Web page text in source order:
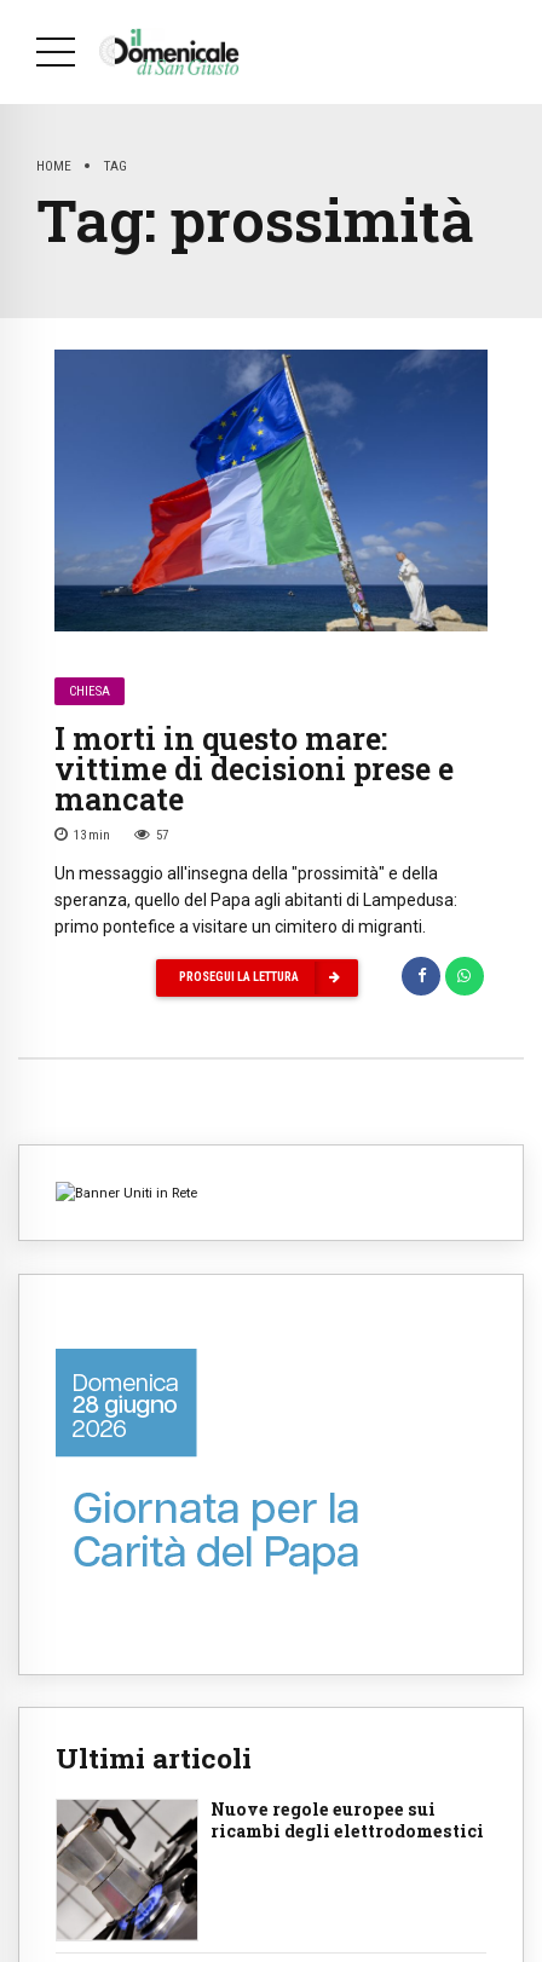
HOME TAG
Tag: prossimità
CHIESA
I morti in questo mare:
vittime di decisioni prese e
mancate
13 min 57
Un messaggio all'insegna della "prossimità" e della
speranza, quello del Papa agli abitanti di Lampedusa:
primo pontefice a visitare un cimitero di migranti.
PROSEGUI LA LETTURA
Ultimi articoli
Nuove regole europee sui
ricambi degli elettrodomestici